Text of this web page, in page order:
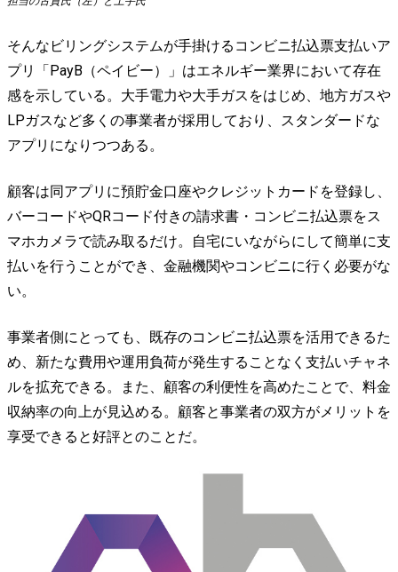
そんなビリングシステムが手掛けるコンビニ払込票支払いア
プリ「PayB（ペイビー）」はエネルギー業界において存在
感を示している。大手電力や大手ガスをはじめ、地方ガスや
LPガスなど多くの事業者が採用しており、スタンダードな
アプリになりつつある。
顧客は同アプリに預貯金口座やクレジットカードを登録し、
バーコードやQRコード付きの請求書・コンビニ払込票をス
マホカメラで読み取るだけ。自宅にいながらにして簡単に支
払いを行うことができ、金融機関やコンビニに行く必要がな
い。
事業者側にとっても、既存のコンビニ払込票を活用できるた
め、新たな費用や運用負荷が発生することなく支払いチャネ
ルを拡充できる。また、顧客の利便性を高めたことで、料金
収納率の向上が見込める。顧客と事業者の双方がメリットを
享受できると好評とのことだ。